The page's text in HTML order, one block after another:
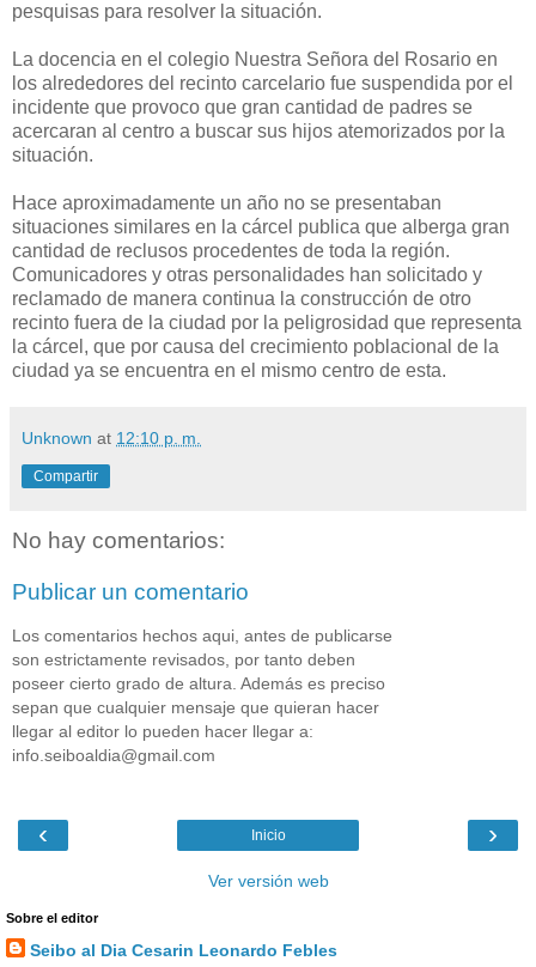
pesquisas para resolver la situación.
La docencia en el colegio Nuestra Señora del Rosario en
los alrededores del recinto carcelario fue suspendida por el
incidente que provoco que gran cantidad de padres se
acercaran al centro a buscar sus hijos atemorizados por la
situación.
Hace aproximadamente un año no se presentaban
situaciones similares en la cárcel publica que alberga gran
cantidad de reclusos procedentes de toda la región.
Comunicadores y otras personalidades han solicitado y
reclamado de manera continua la construcción de otro
recinto fuera de la ciudad por la peligrosidad que representa
la cárcel, que por causa del crecimiento poblacional de la
ciudad ya se encuentra en el mismo centro de esta.
Unknown at 12:10 p. m.
Compartir
No hay comentarios:
Publicar un comentario
Los comentarios hechos aqui, antes de publicarse
son estrictamente revisados, por tanto deben
poseer cierto grado de altura. Además es preciso
sepan que cualquier mensaje que quieran hacer
llegar al editor lo pueden hacer llegar a:
info.seiboaldia@gmail.com
‹ ›
Inicio
Ver versión web
Sobre el editor
Seibo al Dia Cesarin Leonardo Febles